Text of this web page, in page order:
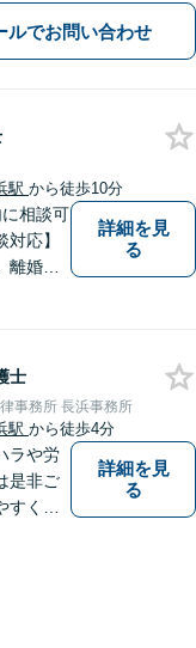
ルでお問い合わせ
駅 から徒歩10分
に相談可
応】
婚・
詳細を見
る
士
事務所 長浜事務所
駅 から徒歩4分
ラや労
是非ご
く相
詳細を見
る